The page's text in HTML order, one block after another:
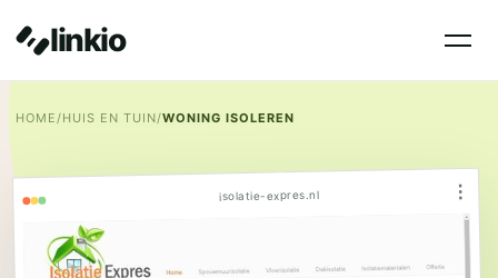
linkio
HOME/HUIS EN TUIN/WONING ISOLEREN
isolatie-expres.nl ⋮